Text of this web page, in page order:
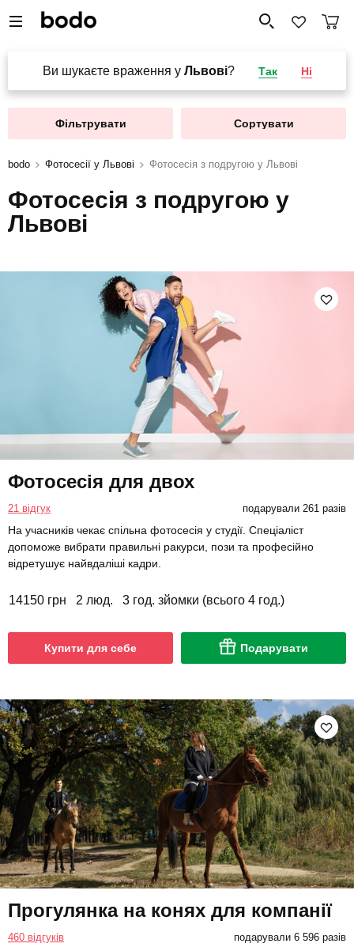
Ви шукаєте враження у Львові? Так Ні
Фільтрувати Сортувати
bodo Фотосесії у Львові Фотосесія з подругою у Львові
Фотосесія з подругою у
Львові
Фотосесія для двох
21 відгук подарували 261 разів
На учасників чекає спільна фотосесія у студії. Спеціаліст
допоможе вибрати правильні ракурси, пози та професійно
відретушує найвдаліші кадри.
14150 грн 2 люд. 3 год. зйомки (всього 4 год.)
Купити для себе Подарувати
Прогулянка на конях для компанії
460 відгуків подарували 6 596 разів